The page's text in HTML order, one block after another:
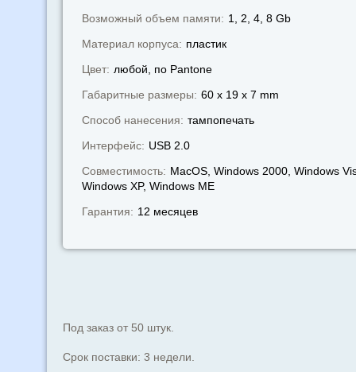
Возможный объем памяти: 1, 2, 4, 8 Gb
Материал корпуса: пластик
Цвет: любой, по Pantone
Габаритные размеры: 60 x 19 x 7 mm
Способ нанесения: тампопечать
Интерфейс: USB 2.0
Совместимость: MacOS, Windows 2000, Windows
Windows XP, Windows МЕ
Гарантия: 12 месяцев
Под заказ от 50 штук.
Срок поставки: 3 недели.